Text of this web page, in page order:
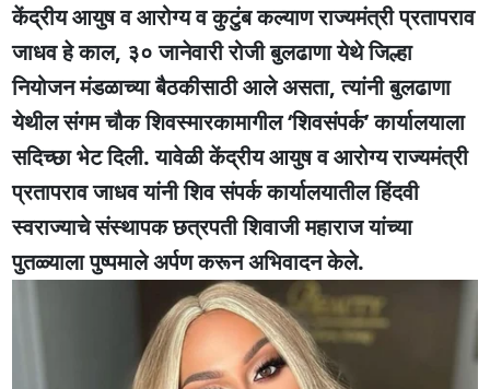
केंद्रीय आयुष व आरोग्य व कुटुंब कल्याण राज्यमंत्री प्रतापराव
जाधव हे काल, ३० जानेवारी रोजी बुलढाणा येथे जिल्हा
नियोजन मंडळाच्या बैठकीसाठी आले असता, त्यांनी बुलढाणा
येथील संगम चौक शिवस्मारकामागील ‘शिवसंपर्क’ कार्यालयाला
सदिच्छा भेट दिली. यावेळी केंद्रीय आयुष व आरोग्य राज्यमंत्री
प्रतापराव जाधव यांनी शिव संपर्क कार्यालयातील हिंदवी
स्वराज्याचे संस्थापक छत्रपती शिवाजी महाराज यांच्या
पुतळ्याला पुष्पमाले अर्पण करून अभिवादन केले.